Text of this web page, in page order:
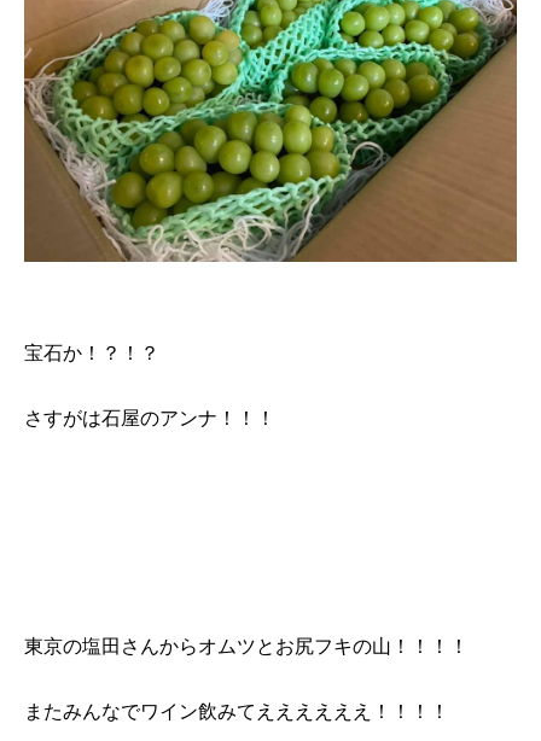
宝石か！？！？
さすがは石屋のアンナ！！！
東京の塩田さんからオムツとお尻フキの山！！！！
またみんなでワイン飲みてええええええ！！！！